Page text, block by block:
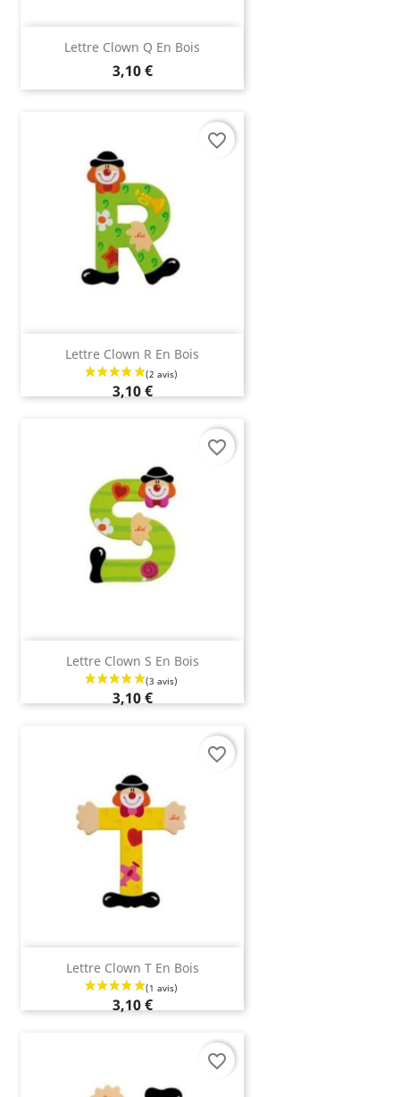
Lettre Clown Q En Bois
3,10 €
Lettre Clown R En Bois
3,10 €
favorite_border
Lettre Clown S En Bois
3,10 €
favorite_border
Lettre Clown T En Bois
3,10 €
favorite_border
favorite_border